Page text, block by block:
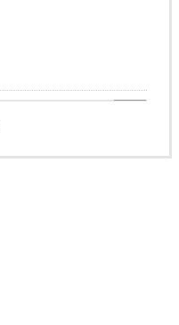
BLOG